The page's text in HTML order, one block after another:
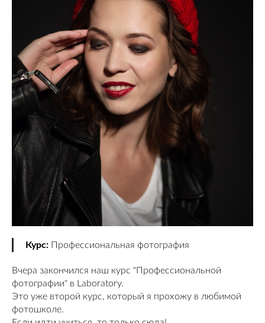
Курс: Профессиональная фотография
Вчера закончился наш курс "Профессиональной
фотографии" в Laboratory.
Это уже второй курс, который я прохожу в любимой
фотошколе.